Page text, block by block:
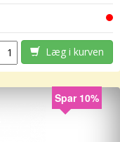
Læg i kurven
Spar 10%